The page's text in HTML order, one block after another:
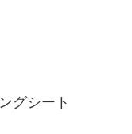
グシート